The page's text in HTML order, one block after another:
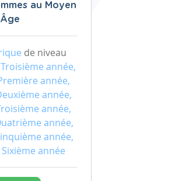
au Moyen
Âge
de niveau
année,
année,
année,
année,
année,
année,
année